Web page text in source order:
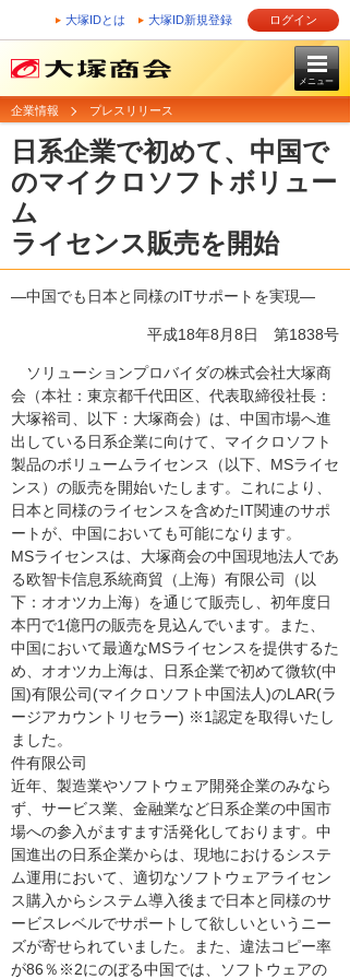
大塚IDとは 大塚ID新規登録 ログイン
メニュー
企業情報 プレスリリース
日系企業で初めて、中国で
のマイクロソフトボリュー
ム
ライセンス販売を開始
―中国でも日本と同様のITサポートを実現―
平成18年8月8日 第1838号
ソリューションプロバイダの株式会社大塚商
会（本社：東京都千代田区、代表取締役社長：
大塚裕司、以下：大塚商会）は、中国市場へ進
出している日系企業に向けて、マイクロソフト
製品のボリュームライセンス（以下、MSライセ
ンス）の販売を開始いたします。これにより、
日本と同様のライセンスを含めたIT関連のサポ
ートが、中国においても可能になります。
MSライセンスは、大塚商会の中国現地法人であ
る欧智卡信息系統商貿（上海）有限公司（以
下：オオツカ上海）を通じて販売し、初年度日
本円で1億円の販売を見込んでいます。また、
中国において最適なMSライセンスを提供するた
め、オオツカ上海は、日系企業で初めて微软(中
国)有限公司(マイクロソフト中国法人)のLAR(ラ
ージアカウントリセラー) ※1認定を取得いたし
ました。
件有限公司
近年、製造業やソフトウェア開発企業のみなら
ず、サービス業、金融業など日系企業の中国市
場への参入がますます活発化しております。中
国進出の日系企業からは、現地におけるシステ
ム運用において、適切なソフトウェアライセン
ス購入からシステム導入後まで日本と同様のサ
ービスレベルでサポートして欲しいというニー
ズが寄せられていました。また、違法コピー率
が86％※2にのぼる中国では、ソフトウェアの